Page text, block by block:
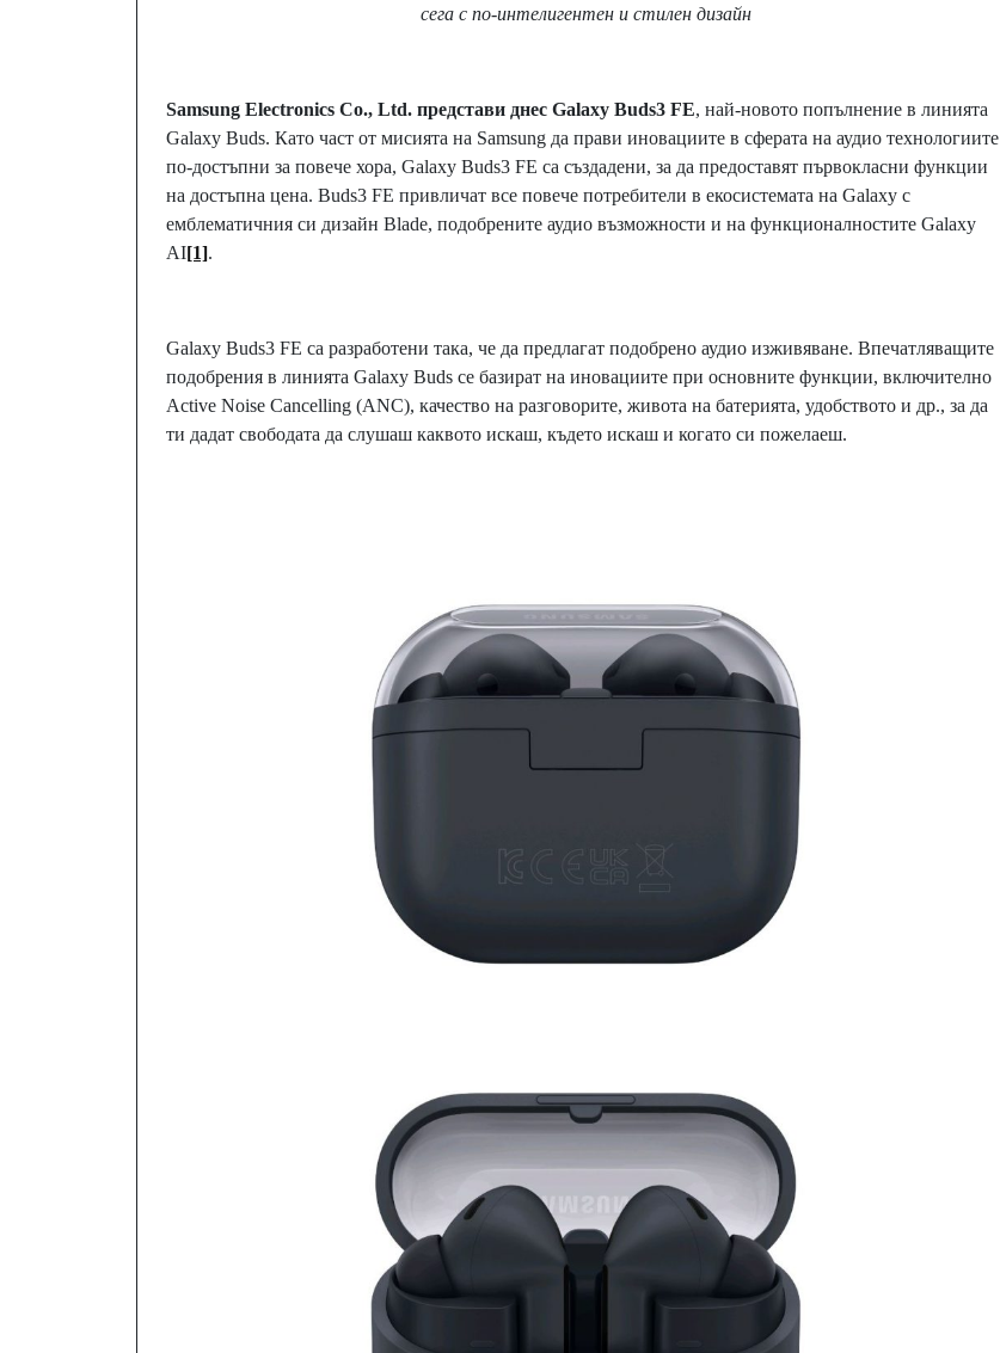
сега с по-интелигентен и стилен дизайн
Samsung Electronics Co., Ltd. представи днес Galaxy Buds3 FE, най-новото попълнение в линията
Galaxy Buds. Като част от мисията на Samsung да прави иновациите в сферата на аудио технологиите
по-достъпни за повече хора, Galaxy Buds3 FE са създадени, за да предоставят първокласни функции
на достъпна цена. Buds3 FE привличат все повече потребители в екосистемата на Galaxy с
емблематичния си дизайн Blade, подобрените аудио възможности и на функционалностите Galaxy
AI[1].
Galaxy Buds3 FE са разработени така, че да предлагат подобрено аудио изживяване. Впечатляващите
подобрения в линията Galaxy Buds се базират на иновациите при основните функции, включително
Active Noise Cancelling (ANC), качество на разговорите, живота на батерията, удобството и др., за да
ти дадат свободата да слушаш каквото искаш, където искаш и когато си пожелаеш.